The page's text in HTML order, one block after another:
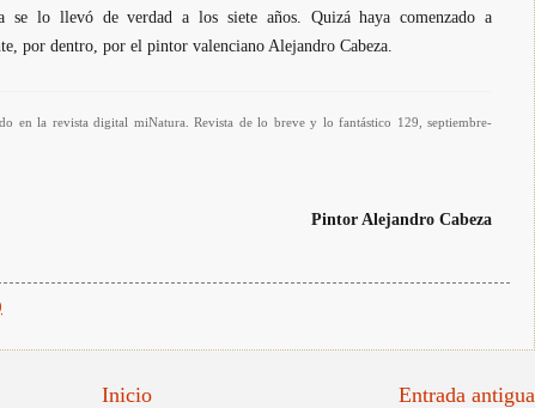
se lo llevó de verdad a los siete años. Quizá haya comenzado a
por dentro, por el pintor valenciano Alejandro Cabeza.
en la revista digital miNatura. Revista de lo breve y lo fantástico 129, septiembre-
Pintor Alejandro Cabeza
Entrada antigua
Inicio